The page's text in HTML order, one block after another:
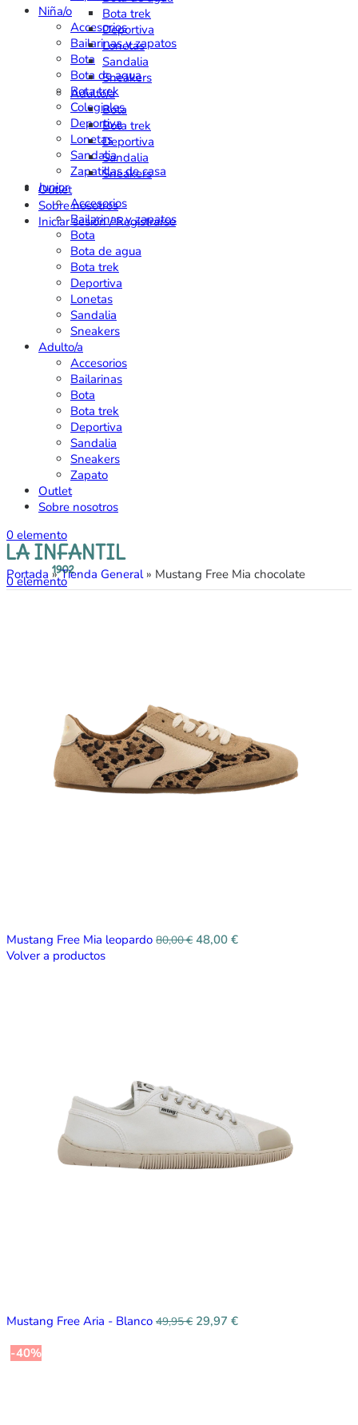
Niña/o
Accesorios
Bailarinas y zapatos
Bota
Bota de agua
Bota trek
Colegiales
Deportiva
Lonetas
Sandalia
Zapatillas de casa
Junior
Accesorios
Bailarinas y zapatos
Bota
Bota de agua
Bota trek
Deportiva
Lonetas
Sandalia
Sneakers
Adulto/a
Accesorios
Bailarinas
Bota
Bota trek
Deportiva
Sandalia
Sneakers
Zapato
Outlet
Sobre nosotros
0 elemento
0elemento
Portada »Tienda General» Mustang Free Mia chocolate
Mustang Free Mia leopardo 80,00€ 48,00 €
Volver a productos
Mustang Free Aria - Blanco 49,95€ 29,97 €
-40%
Bota trek
Deportiva
Lonetas
Sandalia
Sneakers
Adulto/a
Bota
Bota trek
Deportiva
Sandalia
Sneakers
Outlet
Sobre nosotros
Iniciar sesión / Registrarse